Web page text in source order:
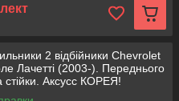
2 відбійники Chevrolet
Лачетті (2003-). Переднього
стійки. Аксусс КОРЕЯ!